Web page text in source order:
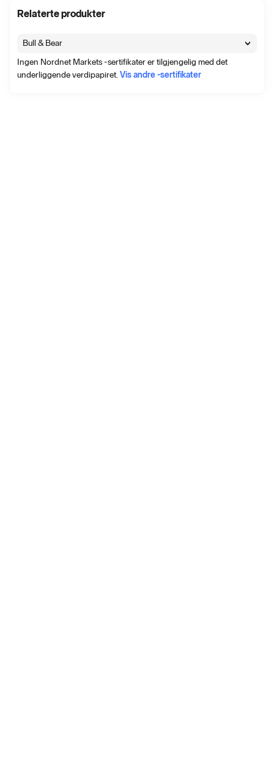
Relaterte produkter
Bull & Bear
Ingen Nordnet Markets -sertifikater er tilgjengelig med det
underliggende verdipapiret.Vis andre -sertifikater